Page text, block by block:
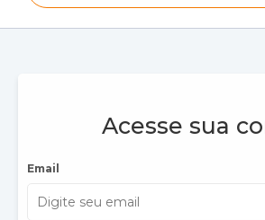
Acesse sua
Email